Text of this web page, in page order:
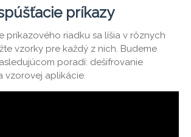
príkazy
príkazového riadku sa líšia v rôznych
vzorky pre každý z nich. Budeme
poradí: dešifrovanie
vzorovej aplikácie.